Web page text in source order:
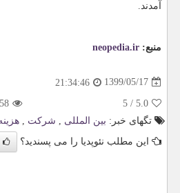
آمدند.
منبع: neopedia.ir
1399/05/17
21:34:46
5.0
/
5
تگهای خبر: بین المللی شركت
این مطلب نئوپدیا را می پسندید؟